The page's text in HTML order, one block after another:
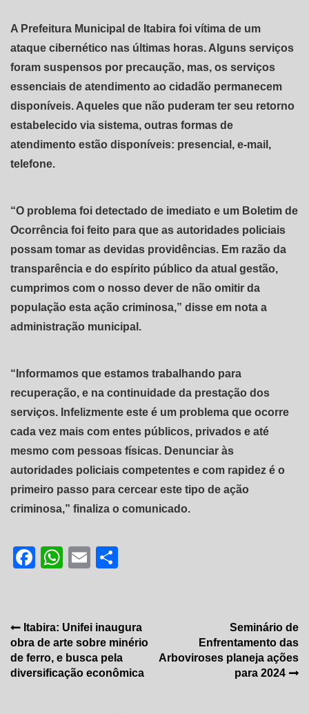
A Prefeitura Municipal de Itabira foi vítima de um
ataque cibernético nas últimas horas. Alguns serviços
foram suspensos por precaução, mas, os serviços
essenciais de atendimento ao cidadão permanecem
disponíveis. Aqueles que não puderam ter seu retorno
estabelecido via sistema, outras formas de
atendimento estão disponíveis: presencial, e-mail,
telefone.
“O problema foi detectado de imediato e um Boletim de
Ocorrência foi feito para que as autoridades policiais
possam tomar as devidas providências. Em razão da
transparência e do espírito público da atual gestão,
cumprimos com o nosso dever de não omitir da
população esta ação criminosa,” disse em nota a
administração municipal.
“Informamos que estamos trabalhando para
recuperação, e na continuidade da prestação dos
serviços. Infelizmente este é um problema que ocorre
cada vez mais com entes públicos, privados e até
mesmo com pessoas físicas. Denunciar às
autoridades policiais competentes e com rapidez é o
primeiro passo para cercear este tipo de ação
criminosa,” finaliza o comunicado.
Facebook
WhatsApp
Email
Navegação
de
Post
Itabira: Unifei inaugura
obra de arte sobre minério
de ferro, e busca pela
diversificação econômica
Seminário de
Enfrentamento das
Arboviroses planeja ações
para 2024